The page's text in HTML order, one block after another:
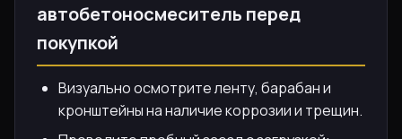
автобетоносмеситель перед
покупкой
Визуально осмотрите ленту, барабан и
кронштейны на наличие коррозии и трещин.